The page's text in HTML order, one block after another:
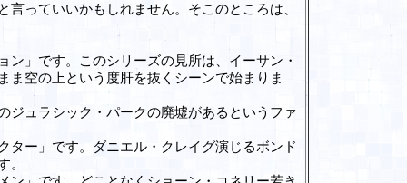
っていいかもしれません。そこのところは、
」です。このシリーズの見所は、イーサン・
ま空の上という度肝を抜くシーンで始まりま
ュラシック・パークの廃墟があるというファ
ー」です。ダニエル・クレイグ演じるボンド
。